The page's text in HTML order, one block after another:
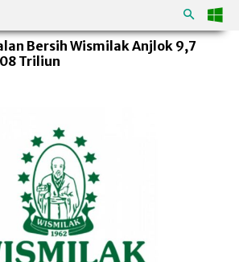
Bersih Wismilak Anjlok 9,7
Triliun